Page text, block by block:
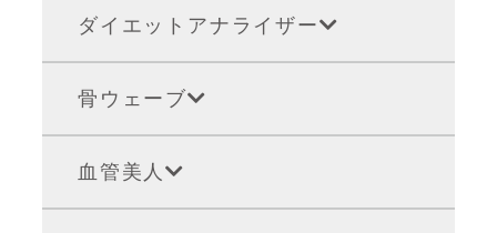
ダイエットアナライザー
骨ウェーブ
血管美人